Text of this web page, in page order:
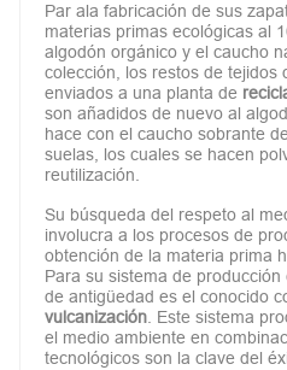
Par ala fabricación de sus
materias primas ecológicas al
algodón orgánico y el caucho
colección, los restos de tejidos
enviados a una planta de
son añadidos de nuevo al
hace con el caucho sobrante
suelas, los cuales se hacen
reutilización.
Su búsqueda del respeto al
involucra a los procesos de
obtención de la materia prima
Para su sistema de
de antigüedad es el conocido
vulcanización. Este sistema
el medio ambiente en
tecnológicos son la clave del